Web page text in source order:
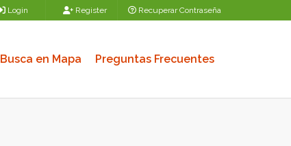
Login Register Recuperar Contraseña
Busca en Mapa Preguntas Frecuentes